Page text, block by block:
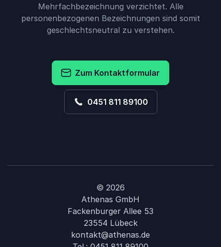
Mehrfachbezeichnung verzichtet. Alle
personenbezogenen Bezeichnungen sind somit
geschlechtsneutral zu verstehen.
Zum Kontaktformular
0451 811 89100
© 2026
Athenas GmbH
Fackenburger Allee 53
23554 Lübeck
kontakt@athenas.de